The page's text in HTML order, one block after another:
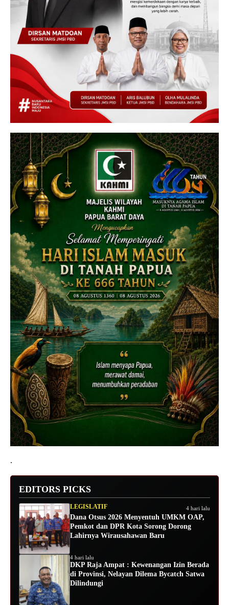
.
EDITORS PICKS
LEGISLATIF 4 hari lalu
Dana Otsus 2026 Menyentuh UMKM OAP,
Pemkot dan DPR Kota Sorong Dorong
Lahirnya Wirausahawan Baru
4 hari lalu
DKP Raja Ampat : Kewenangan Izin Berada
di Provinsi, Nelayan Dilema Bycatch Satwa
Dilindungi